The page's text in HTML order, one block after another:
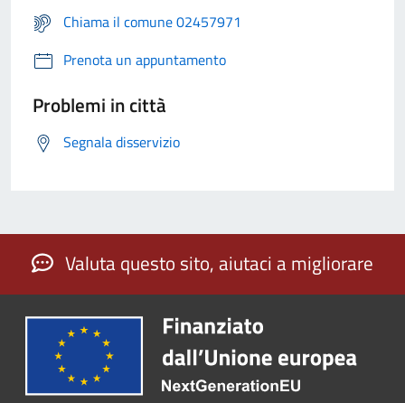
Chiama il comune 02457971
Prenota un appuntamento
Problemi in città
Segnala disservizio
Valuta questo sito, aiutaci a migliorare